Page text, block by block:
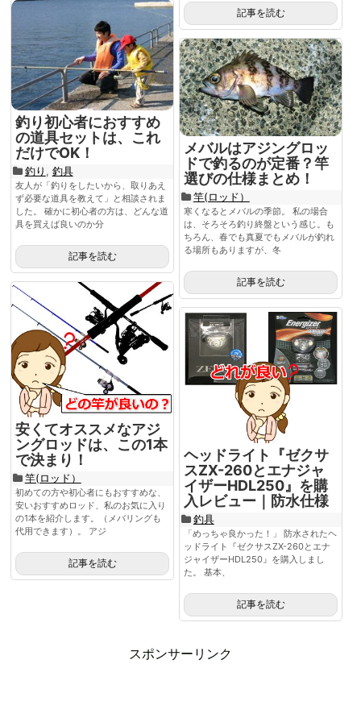
記事を読む
釣り初心者におすすめ
の道具セットは、これ
だけでOK！
釣り , 釣具
友人が「釣りをしたいから、取りあえ
ず必要な道具を教えて」と相談されま
した。 確かに初心者の方は、どんな道
具を買えば良いのか分
記事を読む
メバルはアジングロッ
ドで釣るのが定番？竿
選びの仕様まとめ！
竿(ロッド）
寒くなるとメバルの季節。 私の場合
は、そろそろ釣り終盤という感じ。も
ちろん、春でも真夏でもメバルが釣れ
る場所もありますが、冬
記事を読む
安くてオススメなアジ
ングロッドは、この1本
で決まり！
竿(ロッド）
初めての方や初心者にもおすすめな、
安いおすすめロッド、私のお気に入り
の1本を紹介します。（メバリングも
代用できます）。 アジ
記事を読む
ヘッドライト『ゼクサ
スZX-260とエナジャ
イザーHDL250』を購
入レビュー｜防水仕様
釣具
「めっちゃ良かった！」 防水されたヘ
ッドライト『ゼクサスZX-260とエナ
ジャイザーHDL250』を購入しまし
た。 基本、
記事を読む
スポンサーリンク